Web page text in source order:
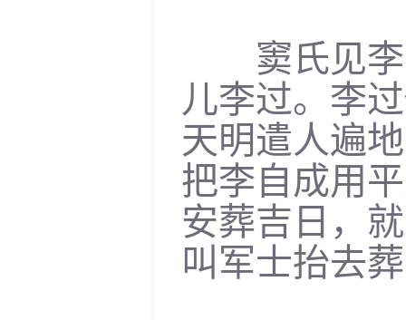
窦氏见李
儿李过。李
天明遣人遍
把李自成用
安葬吉日，
叫军士抬去